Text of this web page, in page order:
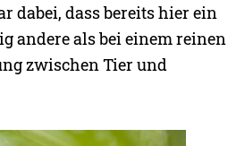
dabei, dass bereits hier ein
andere als bei einem reinen
zwischen Tier und